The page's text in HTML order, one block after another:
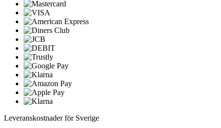
Leveranskostnader för Sverige